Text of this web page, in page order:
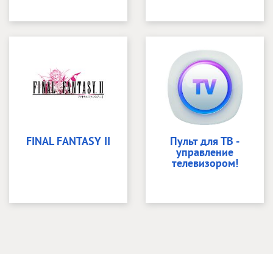
FINAL FANTASY II Пульт для ТВ -
управление
телевизором!